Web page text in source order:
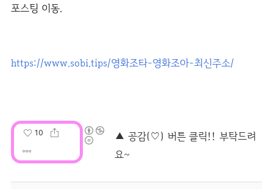
포스팅 이동.
https://www.sobi.tips/영화조타-영화조아-최신주소/
10